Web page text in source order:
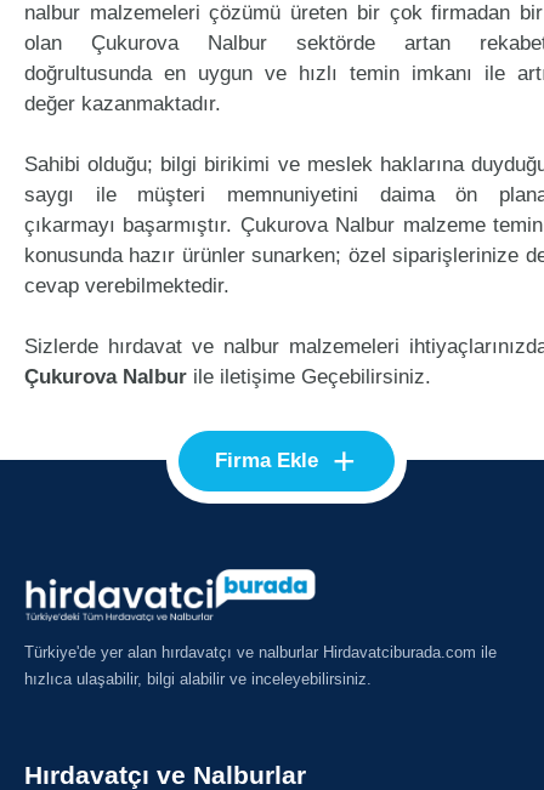
nalbur malzemeleri çözümü üreten bir çok firmadan
olan Çukurova Nalbur sektörde artan
doğrultusunda en uygun ve hızlı temin imkanı ile
değer kazanmaktadır.
Sahibi olduğu; bilgi birikimi ve meslek haklarına
saygı ile müşteri memnuniyetini daima ön
çıkarmayı başarmıştır. Çukurova Nalbur malzeme
konusunda hazır ürünler sunarken; özel siparişlerinize
cevap verebilmektedir.
Sizlerde hırdavat ve nalbur malzemeleri
Çukurova Nalbur ile iletişime Geçebilirsiniz.
Firma Ekle +
Türkiye'de yer alan hırdavatçı ve nalburlar Hirdavatciburada.com ile
hızlıca ulaşabilir, bilgi alabilir ve inceleyebilirsiniz.
Hırdavatçı ve Nalburlar